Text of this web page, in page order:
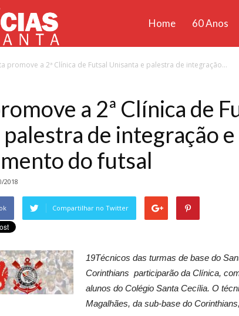
Unisanta
Home 60 Anos
promove a 2ª Clínica de Futsal Unisanta e palestra de integração...
a 2ª Clínica de
de integração e
do futsal
2018
Compartilhar no Twitter
19Técnicos das turmas de base do
Corinthians participarão da Clínica,
alunos do Colégio Santa Cecília. O
Magalhães, da sub-base do